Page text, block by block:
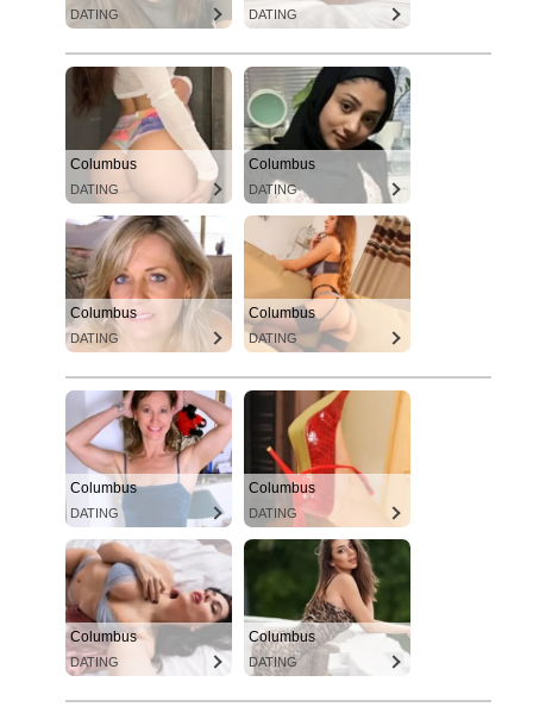
DATING DATING
Columbus
DATING
Columbus
DATING
Columbus
DATING
Columbus
DATING
Columbus
DATING
Columbus
DATING
Columbus
DATING
Columbus
DATING